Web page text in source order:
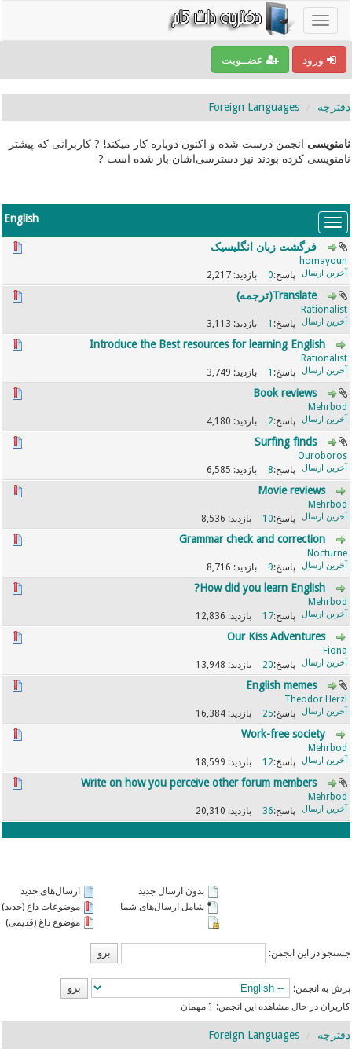
ورود عضــویت
دفترچه Foreign Languages
نامنویسی انجمن درست شده و اکنون دوباره کار میکند! ? کاربرانی که پیشتر
نامنویسی کرده بودند نیز دسترسی‌اشان باز شده است ?
English
فرگشت زبان انگلیسیک
homayoun
0
2,217
Translate(ترجمه)
Rationalist
1
Introduce the Best resources for learning English
Rationalist
1
Book reviews
Mehrbod
2
Surfing finds
Ouroboros
8
Movie reviews
Mehrbod
10
Grammar check and correction
Nocturne
9
How did you learn English?
Mehrbod
17
Our Kiss Adventures
Fiona
20
English memes
Theodor Herzl
25
16,384
Work-free society
Mehrbod
12
Write on how you perceive other forum members
Mehrbod
36
ارسال‌های جدید
موضوعات داغ (جدید)
موضوع داغ (قدیمی)
بدون ارسال جدید
شامل ارسال‌های شما
جستجو در این انجمن:
پرش به انجمن:
کاربران در حال مشاهده این انجمن: 1 مهمان
دفترچه Foreign Languages